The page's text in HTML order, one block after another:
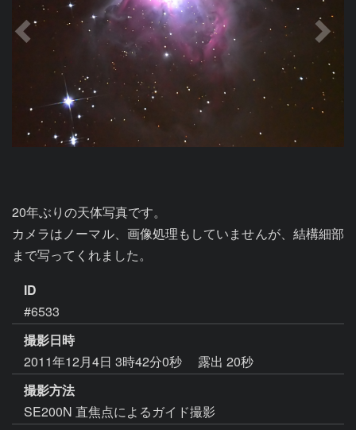
20年ぶりの天体写真です。
カメラはノーマル、画像処理もしていませんが、結構細部
まで写ってくれました。
ID
#6533
撮影日時
2011年12月4日 3時42分0秒
露出 20秒
撮影方法
SE200N 直焦点によるガイド撮影